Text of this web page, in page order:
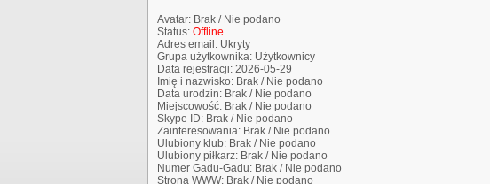
Avatar: Brak / Nie podano
Status: Offline
Adres email: Ukryty
Grupa użytkownika: Użytkownicy
Data rejestracji: 2026-05-29
Imię i nazwisko: Brak / Nie podano
Data urodzin: Brak / Nie podano
Miejscowość: Brak / Nie podano
Skype ID: Brak / Nie podano
Zainteresowania: Brak / Nie podano
Ulubiony klub: Brak / Nie podano
Ulubiony piłkarz: Brak / Nie podano
Numer Gadu-Gadu: Brak / Nie podano
Strona WWW: Brak / Nie podano